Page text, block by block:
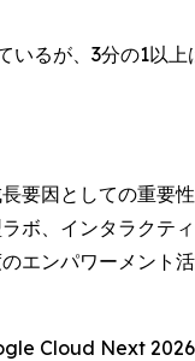
るが、3分の1以
要因としての重要
ボ、インタラクテ
エンパワーメント
Cloud Next